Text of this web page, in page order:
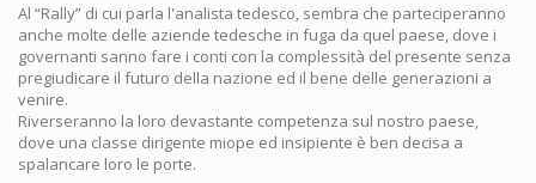
Al “Rally” di cui parla l'analista tedesco, sembra che parteciperanno
anche molte delle aziende tedesche in fuga da quel paese, dove i
governanti sanno fare i conti con la complessità del presente senza
pregiudicare il futuro della nazione ed il bene delle generazioni a
venire.
Riverseranno la loro devastante competenza sul nostro paese,
dove una classe dirigente miope ed insipiente è ben decisa a
spalancare loro le porte.